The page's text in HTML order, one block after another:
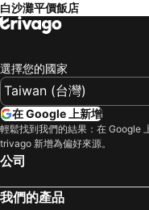
Mandarin Nest Boracay
Boracay Mandarin Island
Luxx Boutique Boracay
La Carmela De Boracay
Boracay Holiday Resort
Jony's Beach Resort
Eurotel Boracay
Hotel Soffia Boracay
白沙灘平價飯店
選擇您的國家
在 Google 上新增
輕鬆找到我們的結果：在 Google
trivago 新增為偏好來源。
公司
我們的產品